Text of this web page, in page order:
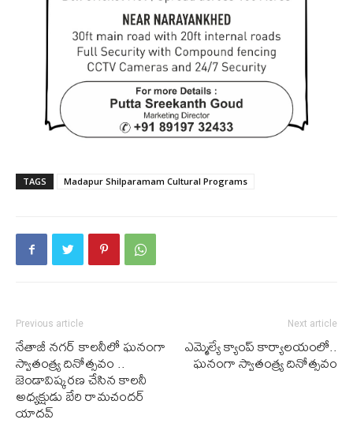
TAGS Madapur Shilparamam Cultural Programs
Previous article
నేతాజీ నగర్ కాలనీలో ఘనంగా
స్వాతంత్య్ర దినోత్సవం ..
జెండావిష్కరణ చేసిన కాలనీ
అధ్యక్షుడు బేరి రామచందర్
యాదవ్
Next article
ఎమ్మెల్యే క్యాంప్ కార్యాలయంలో..
ఘనంగా స్వాతంత్య్ర దినోత్సవం